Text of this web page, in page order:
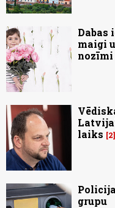
Dabas
maigi
nozīmi
laiks
2
grupu